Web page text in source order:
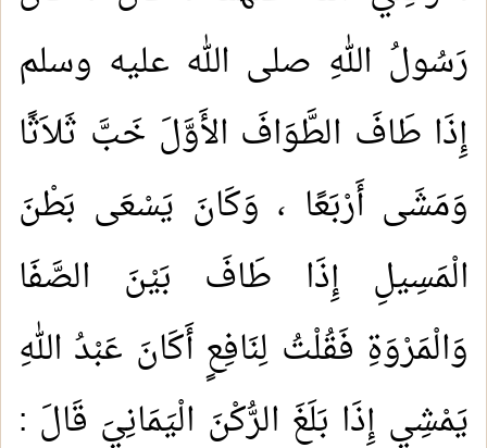
رَسُولُ اللهِ صلى الله عليه وسلم
إِذَا طَافَ الطَّوَافَ الأَوَّلَ خَبَّ ثَلاَثًا
وَمَشَى أَرْبَعًا ، وَكَانَ يَسْعَى بَطْنَ
الْمَسِيلِ إِذَا طَافَ بَيْنَ الصَّفَا
وَالْمَرْوَةِ فَقُلْتُ لِنَافِعٍ أَكَانَ عَبْدُ اللهِ
يَمْشِي إِذَا بَلَغَ الرُّكْنَ الْيَمَانِيَ قَالَ :